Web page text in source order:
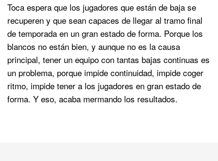
Toca espera que los jugadores que están de baja se
recuperen y que sean capaces de llegar al tramo final
de temporada en un gran estado de forma. Porque los
blancos no están bien, y aunque no es la causa
principal, tener un equipo con tantas bajas continuas es
un problema, porque impide continuidad, impide coger
ritmo, impide tener a los jugadores en gran estado de
forma. Y eso, acaba mermando los resultados.